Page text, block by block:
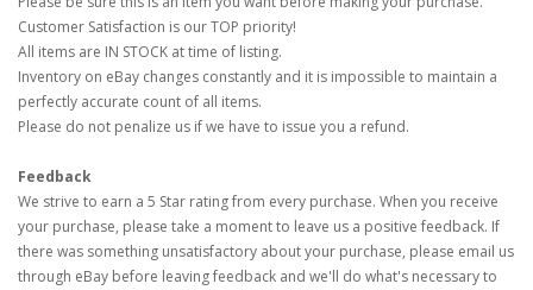
Customer Satisfaction is our TOP priority!
All items are IN STOCK at time of listing.
Inventory on eBay changes constantly and it is impossible to maintain a
perfectly accurate count of all items.
Please do not penalize us if we have to issue you a refund.
Feedback
We strive to earn a 5 Star rating from every purchase. When you receive
your purchase, please take a moment to leave us a positive feedback. If
there was something unsatisfactory about your purchase, please email us
through eBay before leaving feedback and we'll do what's necessary to